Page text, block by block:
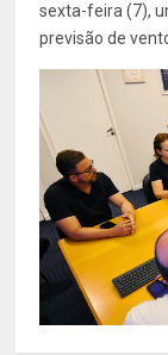
sexta-feira (7),
previsão de